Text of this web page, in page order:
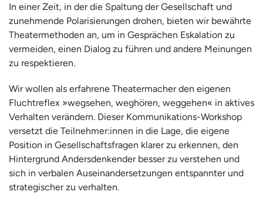
In einer Zeit, in der die Spaltung der Gesellschaft und
zunehmende Polarisierungen drohen, bieten wir bewährte
Theatermethoden an, um in Gesprächen Eskalation zu
vermeiden, einen Dialog zu führen und andere Meinungen
zu respektieren.
Wir wollen als erfahrene Theatermacher den eigenen
Fluchtreflex »wegsehen, weghören, weggehen« in aktives
Verhalten verändern. Dieser Kommunikations-Workshop
versetzt die Teilnehmer:innen in die Lage, die eigene
Position in Gesellschaftsfragen klarer zu erkennen, den
Hintergrund Andersdenkender besser zu verstehen und
sich in verbalen Auseinandersetzungen entspannter und
strategischer zu verhalten.